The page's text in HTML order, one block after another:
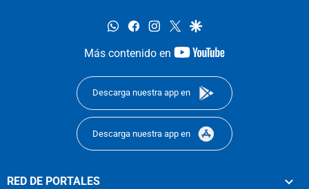
whatsappfacebookinstagram
twittergoogle
Más contenido en
youtube-
Descarga nuestra app en
Descarga nuestra app en
RED DE PORTALES